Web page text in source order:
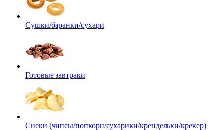
Сушки/баранки/сухари
Готовые завтраки
Снеки (чипсы/попкорн/сухарики/крендельки/крекер)